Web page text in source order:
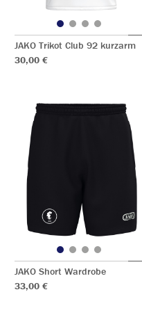
JAKO Trikot Club 92 kurzarm
30,00 €
JAKO Short Wardrobe
33,00 €